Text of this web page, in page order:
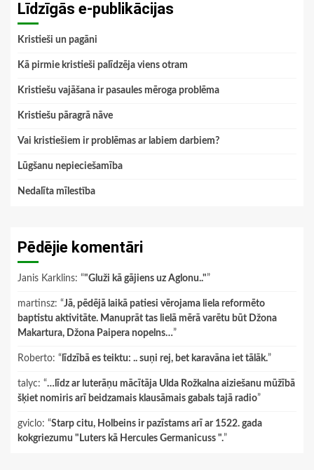
Līdzīgās e-publikācijas
Kristieši un pagāni
Kā pirmie kristieši palīdzēja viens otram
Kristiešu vajāšana ir pasaules mēroga problēma
Kristiešu pāragrā nāve
Vai kristiešiem ir problēmas ar labiem darbiem?
Lūgšanu nepieciešamība
Nedalīta mīlestība
Pēdējie komentāri
Janis Karklins: “"Gluži kā gājiens uz Aglonu.."”
martinsz: “Jā, pēdējā laikā patiesi vērojama liela reformēto
baptistu aktivitāte. Manuprāt tas lielā mērā varētu būt Džona
Makartura, Džona Paipera nopelns…”
Roberto: “ līdzībā es teiktu: .. suņi rej, bet karavāna iet tālāk.”
talyc: “…līdz ar luterāņu mācītāja Ulda Rožkalna aiziešanu mūžībā
šķiet nomiris arī beidzamais klausāmais gabals tajā radio”
gviclo: “Starp citu, Holbeins ir pazīstams arī ar 1522. gada
kokgriezumu "Luters kā Hercules Germanicuss ".”